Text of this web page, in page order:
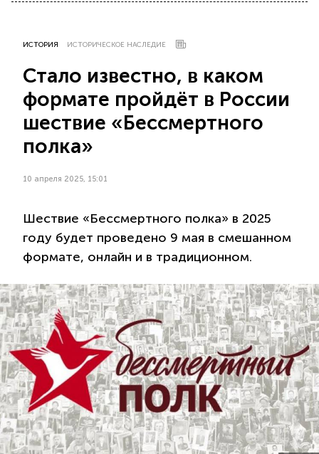
ИСТОРИЯ ИСТОРИЧЕСКОЕ НАСЛЕДИЕ
Стало известно, в каком
формате пройдёт в России
шествие «Бессмертного
полка»
10 апреля 2025, 15:01
Шествие «Бессмертного полка» в 2025
году будет проведено 9 мая в смешанном
формате, онлайн и в традиционном.